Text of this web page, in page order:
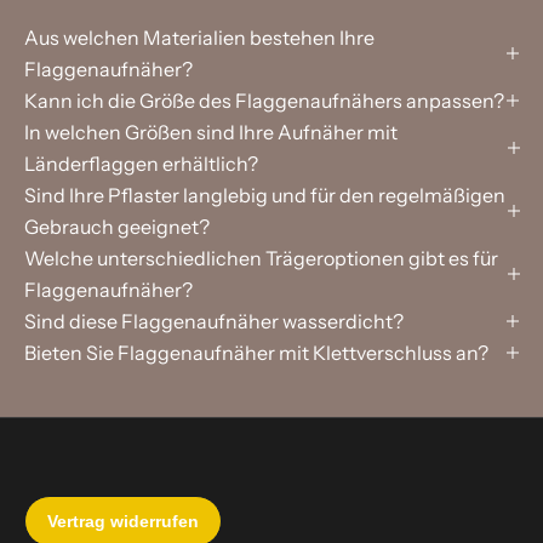
Aus welchen Materialien bestehen Ihre
Flaggenaufnäher?
Kann ich die Größe des Flaggenaufnähers anpassen?
In welchen Größen sind Ihre Aufnäher mit
Länderflaggen erhältlich?
Sind Ihre Pflaster langlebig und für den regelmäßigen
Gebrauch geeignet?
Welche unterschiedlichen Trägeroptionen gibt es für
Flaggenaufnäher?
Sind diese Flaggenaufnäher wasserdicht?
Bieten Sie Flaggenaufnäher mit Klettverschluss an?